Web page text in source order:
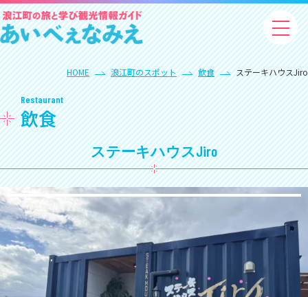
HOME 浪江町のスポット 飲食 ステーキハウスJiro
Restaurant
飲食
ステーキハウスJiro